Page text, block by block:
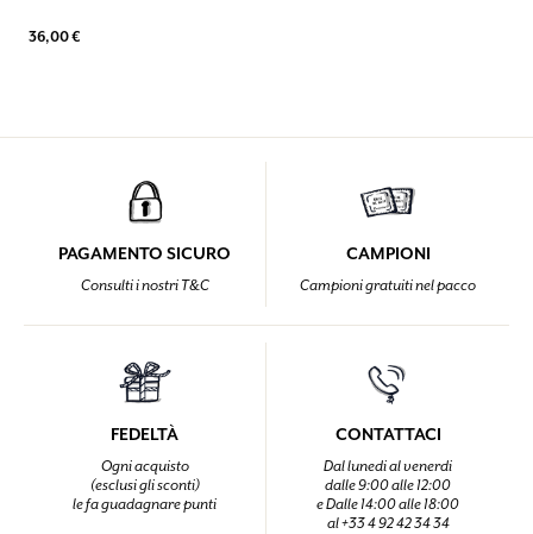
36,00 €
PAGAMENTO SICURO
Consulti i nostri T&C
CAMPIONI
Campioni gratuiti nel pacco
FEDELTÀ
Ogni acquisto
(esclusi gli sconti)
le fa guadagnare punti
CONTATTACI
Dal lunedi al venerdi
dalle 9:00 alle 12:00
e Dalle 14:00 alle 18:00
al +33 4 92 42 34 34